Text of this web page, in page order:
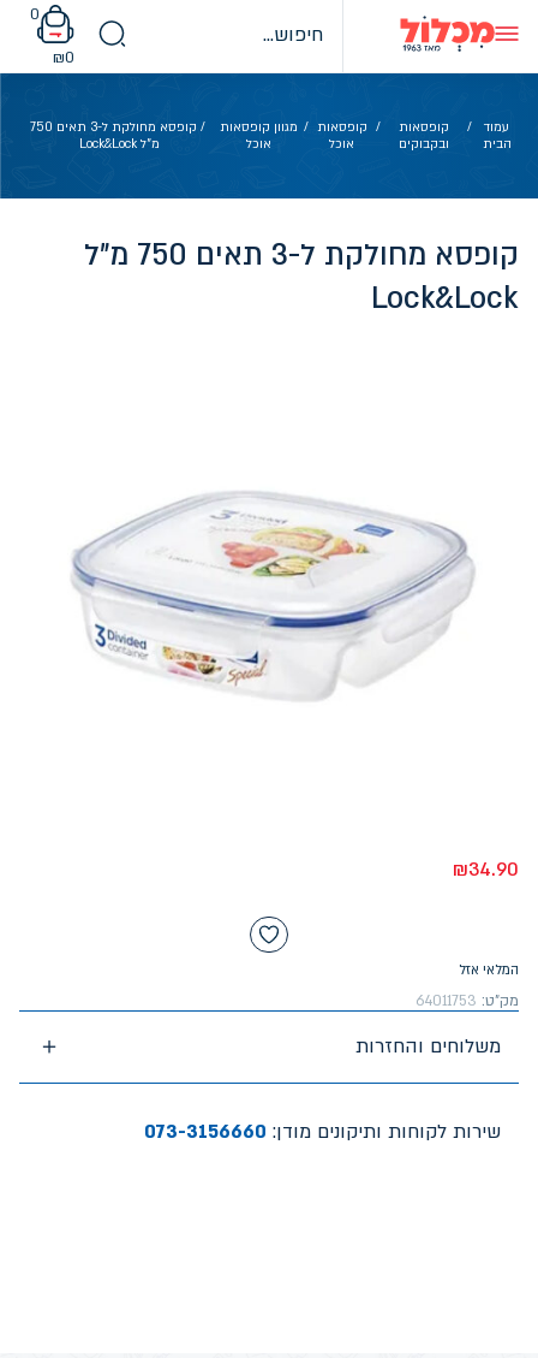
content
0
₪0
עמוד
הבית
/
קופסאות
ובקבוקים
/ קופסאות
אוכל
/ מגוון קופסאות
אוכל
/ קופסא מחולקת ל-3 תאים 750
מ"ל Lock&Lock
קופסא מחולקת ל-3 תאים 750 מ"ל
Lock&Lock
₪34.90
המלאי אזל
מק"ט: 64011753
משלוחים והחזרות
שירות לקוחות ותיקונים מודן: 073-3156660